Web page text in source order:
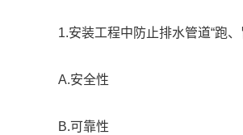
1.安装工程中防止排水管道“跑
A.安全性
B.可靠性